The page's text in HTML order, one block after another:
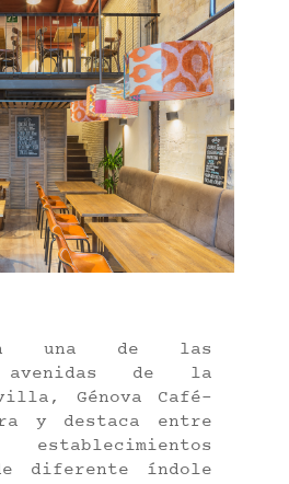
una de las
avenidas de la
Génova Café-
y destaca entre
diferente índole